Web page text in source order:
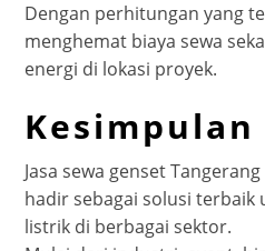
Dengan perhitungan yang
menghemat biaya sewa
energi di lokasi proyek.
Kesimpulan
Jasa sewa genset
hadir sebagai solusi terbaik
listrik di berbagai sektor.